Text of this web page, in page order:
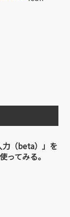
力（beta）」を
ってみる。